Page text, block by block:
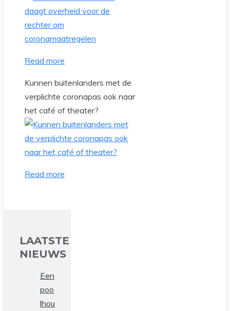
Read more
Kunnen buitenlanders met de
verplichte coronapas ook naar
het café of theater?
Read more
LAATSTE
NIEUWS
Een
poo
lhou